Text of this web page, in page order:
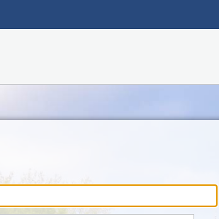
Hauptnavigation